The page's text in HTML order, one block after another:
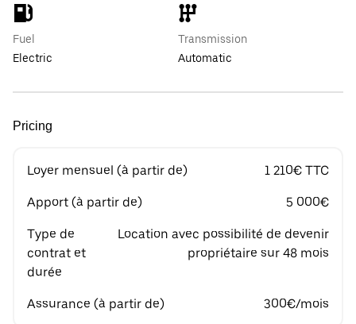
Fuel
Electric
Transmission
Automatic
Pricing
Loyer mensuel (à partir de) 1 210€ TTC
Apport (à partir de) 5 000€
Type de
contrat et
durée
Location avec possibilité de devenir
propriétaire sur 48 mois
Assurance (à partir de) 300€/mois